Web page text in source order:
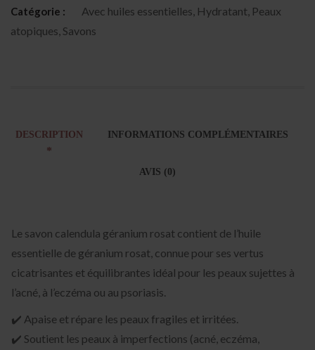
Catégorie : Avec huiles essentielles Hydratant Peaux
atopiques Savons
DESCRIPTION INFORMATIONS COMPLÉMENTAIRES
AVIS (0)
Le savon calendula géranium rosat contient de l’huile
essentielle de géranium rosat, connue pour ses vertus
cicatrisantes et équilibrantes idéal pour les peaux sujettes à
l’acné, à l’eczéma ou au psoriasis.
✔️ Apaise et répare les peaux fragiles et irritées.
✔️ Soutient les peaux à imperfections (acné, eczéma,